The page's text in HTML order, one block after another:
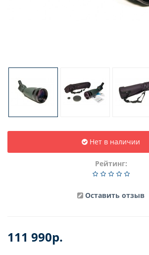
Нет в наличии
Рейтинг:
Оставить отзыв
111 990р.